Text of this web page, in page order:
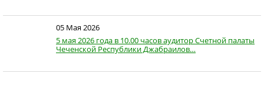
05 Мая 2026
5 мая 2026 года в 10.00 часов аудитор Счетной палаты
Чеченской Республики Джабраилов…